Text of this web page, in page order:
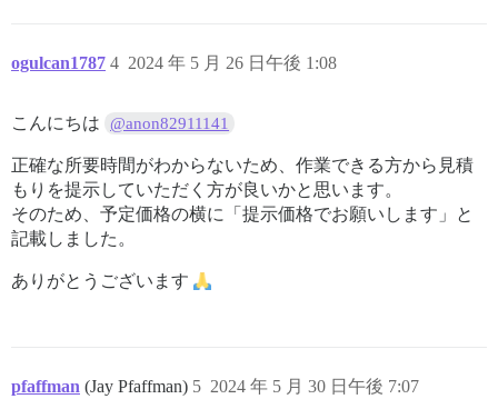
ogulcan1787 2024 年 5 月 26 日午後 1:08
4
こんにちは @anon82911141
正確な所要時間がわからないため、作業できる方から見積
もりを提示していただく方が良いかと思います。
そのため、予定価格の横に「提示価格でお願いします」と
記載しました。
ありがとうございます
pfaffman (Jay Pfaffman) 2024 年 5 月 30 日午後 7:07
5